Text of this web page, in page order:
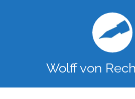
Wolff von